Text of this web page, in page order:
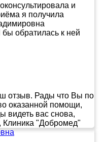
и
я получила
обратилась к ней
отзыв. Рады что Вы по
оказанной помощи,
видеть вас снова,
Клиника "Добромед"